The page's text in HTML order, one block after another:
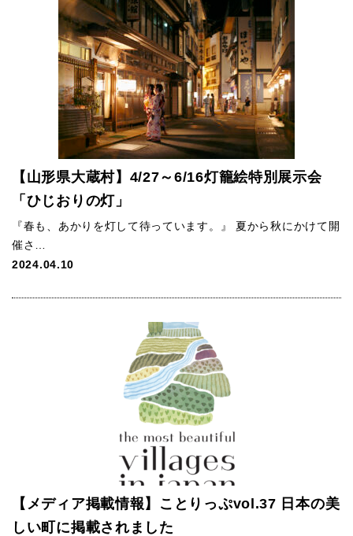
【山形県大蔵村】4/27～6/16灯籠絵特別展示会
「ひじおりの灯」
『春も、あかりを灯して待っています。』 夏から秋にかけて開
催さ…
2024.04.10
【メディア掲載情報】ことりっぷvol.37 日本の美
しい町に掲載されました